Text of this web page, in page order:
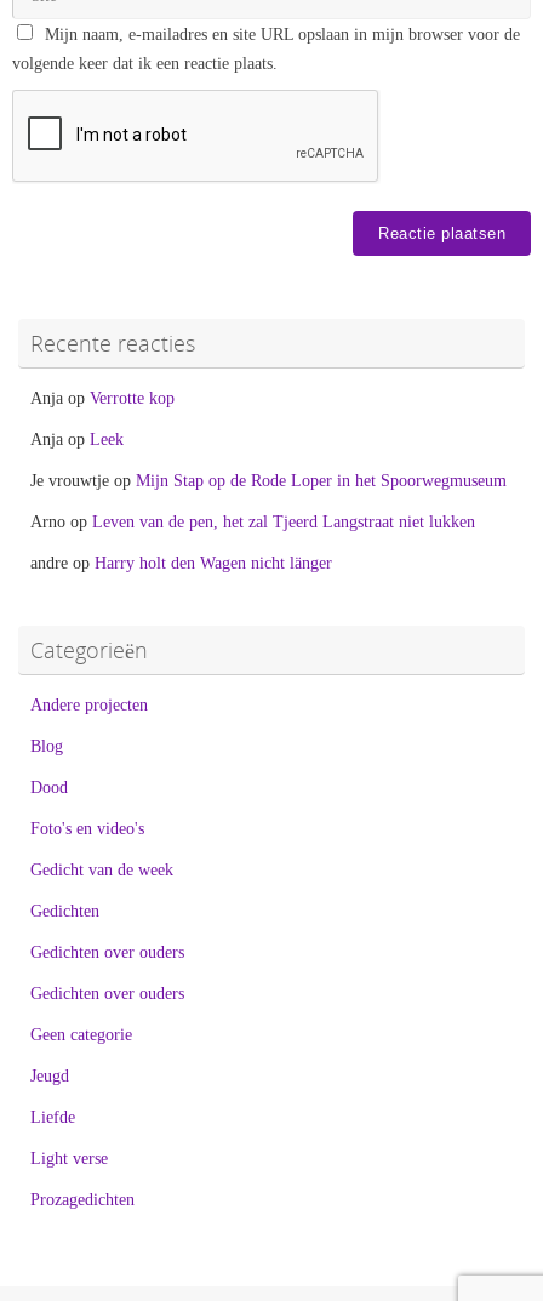
Mijn naam, e-mailadres en site URL opslaan in mijn browser voor de
volgende keer dat ik een reactie plaats.
Recente reacties
Anja op Verrotte kop
Anja op Leek
Je vrouwtje op Mijn Stap op de Rode Loper in het Spoorwegmuseum
Arno op Leven van de pen, het zal Tjeerd Langstraat niet lukken
andre op Harry holt den Wagen nicht länger
Categorieën
Andere projecten
Blog
Dood
Foto's en video's
Gedicht van de week
Gedichten
Gedichten over ouders
Gedichten over ouders
Geen categorie
Jeugd
Liefde
Light verse
Prozagedichten